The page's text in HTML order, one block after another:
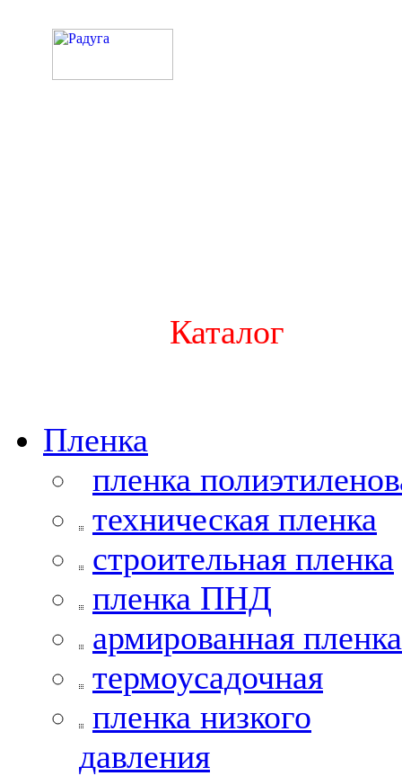
Каталог
Пленка
пленка
техническая пленка
строительная пленка
пленка ПНД
армированная пленка
термоусадочная
пленка низкого
давления